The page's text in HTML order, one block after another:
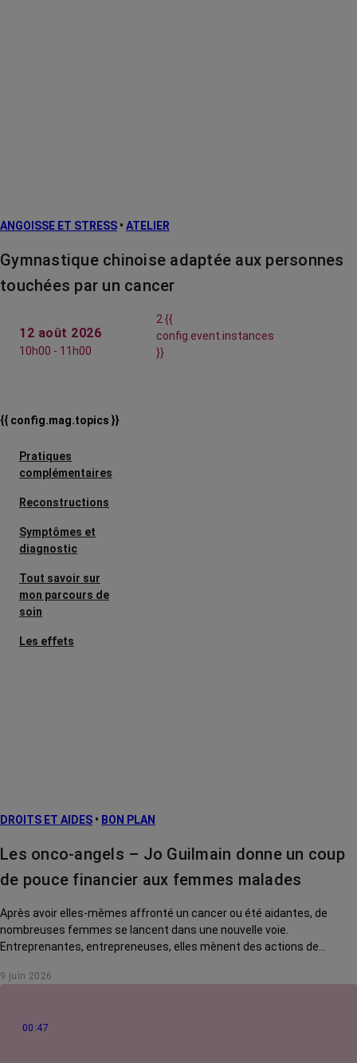
ANGOISSE ET STRESS • ATELIER
Gymnastique chinoise adaptée aux personnes
touchées par un cancer
12 août 2026
10h00 - 11h00
2 {{
config.event.instances
}}
{{ config.mag.topics }}
Pratiques
complémentaires
Reconstructions
Symptômes et
diagnostic
Tout savoir sur
mon parcours de
soin
Les effets
Traitements
La vie autour
DROITS ET AIDES • BON PLAN
Les onco-angels – Jo Guilmain donne un coup
de pouce financier aux femmes malades
Après avoir elles-mêmes affronté un cancer ou été aidantes, de
nombreuses femmes se lancent dans une nouvelle voie.
Entreprenantes, entrepreneuses, elles mènent des actions de
Jo Guilmain, créatrice de l'association Mes amis, mes amours.
9 juin 2026
00:47